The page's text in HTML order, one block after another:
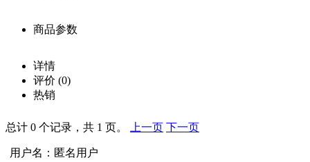
会员享受服务
注册用户：￥
微信用户：￥
QQ用户：￥
14.8
商品参数
商品详细参数
商品名称：
芭蕉
商品编号：
详情
评价 (0)
热销
总计 0 个记录，共 1 页。 上一页 下一页
用户名：匿名用户